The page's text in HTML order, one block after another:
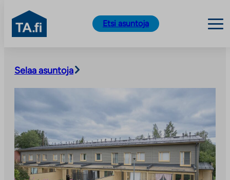
sisältöön
TA.fi
Etsi asuntoja
Selaa asuntoja